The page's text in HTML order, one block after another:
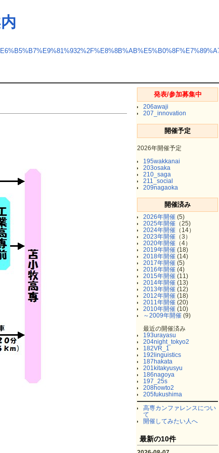
発表/参加募集中
206awaji
207_innovation
開催予定
2026年開催予定
195wakkanai
203osaka
210_saga
211_social
209nagaoka
開催済み
2026年開催 (5)
2025年開催 （25)
2024年開催 （14）
2023年開催 （3）
2020年開催 （4）
2019年開催 (18)
2018年開催 (14)
2017年開催 (5)
2016年開催 (4)
2015年開催 (11)
2014年開催 (13)
2013年開催 (12)
2012年開催 (18)
2011年開催 (20)
2010年開催 (10)
～2009年開催 (9)
最近の開催済み
193urayasu
204night_tokyo2
182VR_1
192linguistics
187hakata
201kitakyusyu
186nagoya
197_25s
208howto2
205fukushima
高専カンファレンスについ
て
開催してみたい人へ
最新の10件